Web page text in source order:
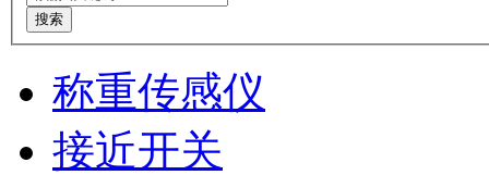
称重传感仪
接近开关